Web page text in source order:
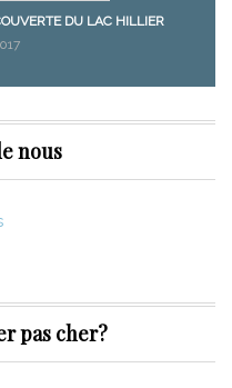
DU LAC HILLIER
nous
pas cher?